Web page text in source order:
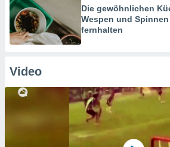
Die gewöhnlichen
Wespen und
fernhalten
Video